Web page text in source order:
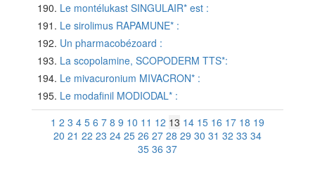
Le montélukast SINGULAIR* est :
Le sirolimus RAPAMUNE* :
Un pharmacobézoard :
La scopolamine, SCOPODERM TTS*:
Le mivacuronium MIVACRON* :
Le modafinil MODIODAL* :
1 2 3 4 5 6 7 8 9 10 11 12 13 14 15 16 17 18 19
20 21 22 23 24 25 26 27 28 29 30 31 32 33 34
35 36 37